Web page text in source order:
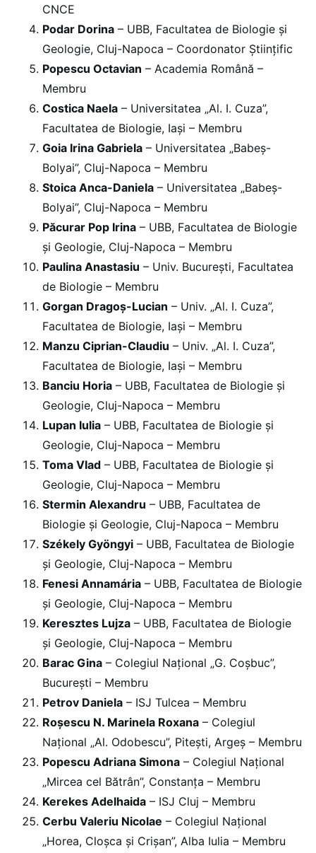
CNCE
Podar Dorina – UBB, Facultatea de Biologie și
Geologie, Cluj-Napoca – Coordonator Științific
Popescu Octavian – Academia Română –
Membru
Costica Naela – Universitatea „Al. I. Cuza”,
Facultatea de Biologie, Iași – Membru
Goia Irina Gabriela – Universitatea „Babeș-
Bolyai”, Cluj-Napoca – Membru
Stoica Anca-Daniela – Universitatea „Babeș-
Bolyai”, Cluj-Napoca – Membru
Păcurar Pop Irina – UBB, Facultatea de Biologie
și Geologie, Cluj-Napoca – Membru
Paulina Anastasiu – Univ. București, Facultatea
de Biologie – Membru
Gorgan Dragoș-Lucian – Univ. „Al. I. Cuza”,
Facultatea de Biologie, Iași – Membru
Manzu Ciprian-Claudiu – Univ. „Al. I. Cuza”,
Facultatea de Biologie, Iași – Membru
Banciu Horia – UBB, Facultatea de Biologie și
Geologie, Cluj-Napoca – Membru
Lupan Iulia – UBB, Facultatea de Biologie și
Geologie, Cluj-Napoca – Membru
Toma Vlad – UBB, Facultatea de Biologie și
Geologie, Cluj-Napoca – Membru
Stermin Alexandru – UBB, Facultatea de
Biologie și Geologie, Cluj-Napoca – Membru
Székely Gyöngyi – UBB, Facultatea de Biologie
și Geologie, Cluj-Napoca – Membru
Fenesi Annamária – UBB, Facultatea de Biologie
și Geologie, Cluj-Napoca – Membru
Keresztes Lujza – UBB, Facultatea de Biologie
și Geologie, Cluj-Napoca – Membru
Barac Gina – Colegiul Național „G. Coșbuc”,
București – Membru
Petrov Daniela – ISJ Tulcea – Membru
Roșescu N. Marinela Roxana – Colegiul
Național „Al. Odobescu”, Pitești, Argeș – Membru
Popescu Adriana Simona – Colegiul Național
„Mircea cel Bătrân”, Constanța – Membru
Kerekes Adelhaida – ISJ Cluj – Membru
Cerbu Valeriu Nicolae – Colegiul Național
„Horea, Cloșca și Crișan”, Alba Iulia – Membru